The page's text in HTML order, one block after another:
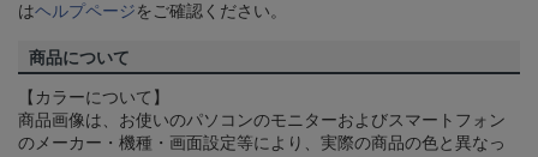
はヘルプページをご確認ください。
商品について
【カラーについて】
商品画像は、お使いのパソコンのモニターおよびスマートフォン
のメーカー・機種・画面設定等により、実際の商品の色と異なっ